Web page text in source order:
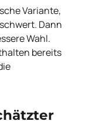
Variante,
Dann
Wahl.
bereits